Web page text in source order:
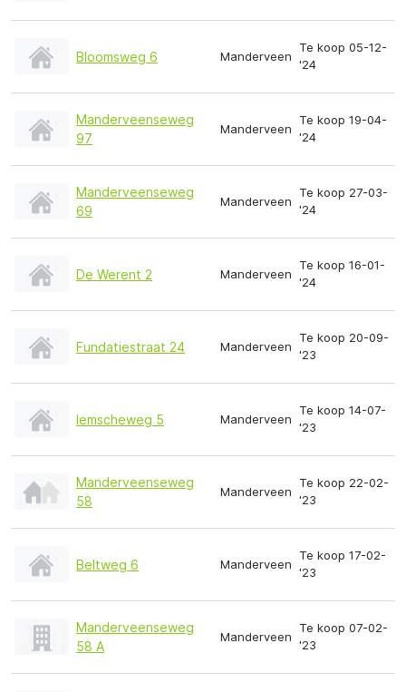
Bloomsweg 6 Manderveen
Te koop 05-12-
'24
Manderveenseweg
97
Manderveen
Te koop 19-04-
'24
Manderveenseweg
69
Manderveen
Te koop 27-03-
'24
De Werent 2 Manderveen
Te koop 16-01-
'24
Fundatiestraat 24 Manderveen
Te koop 20-09-
'23
Iemscheweg 5 Manderveen
Te koop 14-07-
'23
Manderveenseweg
58
Manderveen
Te koop 22-02-
'23
Beltweg 6 Manderveen
Te koop 17-02-
'23
Manderveenseweg
58 A
Manderveen
Te koop 07-02-
'23